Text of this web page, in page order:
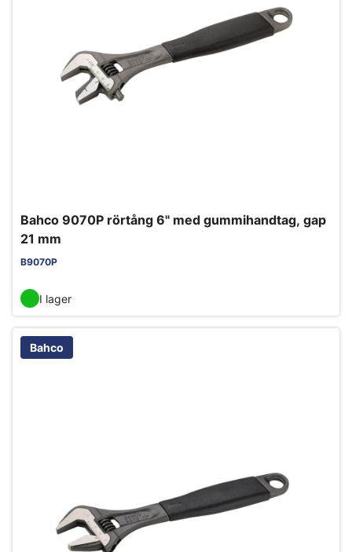
Bahco 9070P rörtång 6" med gummihandtag, gap
21 mm
B9070P
I lager
Bahco